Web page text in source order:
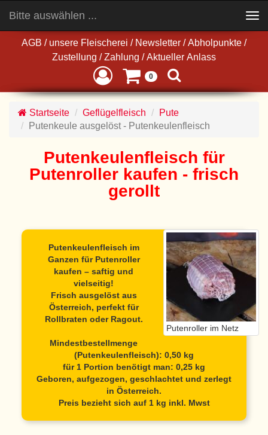
AGB / unsere Fleischerei / Newsletter / Abholpunkte /
Zustellung / Zahlung / Aktueller Anlass
0
Bitte auswählen ...
navigation
Startseite Geflügelfleisch
Pute
Putenkeule ausgelöst - Putenkeulenfleisch
Putenkeulenfleisch für
Putenroller kaufen - frisch
gerollt
Putenroller im Netz
Putenkeulenfleisch im
Ganzen für Putenroller
kaufen – saftig und
vielseitig!
Frisch ausgelöst aus
Österreich, perfekt für
Rollbraten oder Ragout.
Mindestbestellmenge
(Putenkeulenfleisch): 0,50 kg
für 1 Portion benötigt man: 0,25 kg
Geboren, aufgezogen, geschlachtet und zerlegt
in Österreich.
Preis bezieht sich auf 1 kg inkl. Mwst